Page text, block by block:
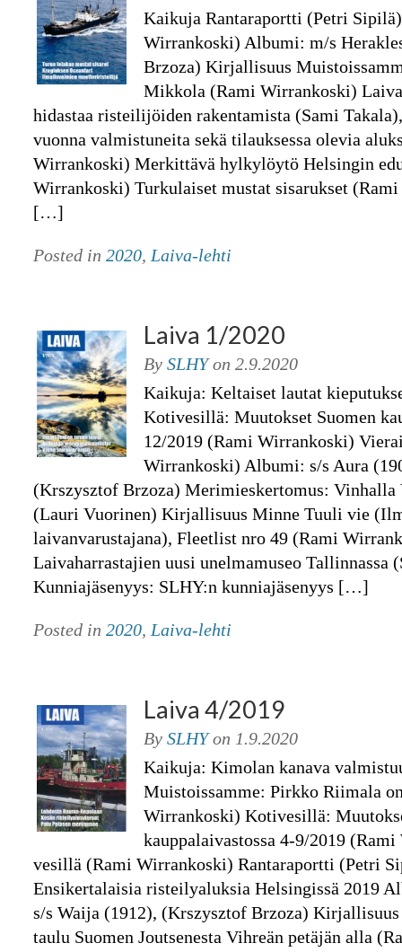
Kaikuja Rantaraportti (Petri
Wirrankoski) Albumi: m/s
Brzoza) Kirjallisuus
Mikkola (Rami Wirrankoski)
hidastaa risteilijöiden rakentamista (Sami
vuonna valmistuneita sekä tilauksessa olevia
Wirrankoski) Merkittävä hylkylöytö Helsingin
Wirrankoski) Turkulaiset mustat sisarukset
[…]
Posted in 2020, Laiva-lehti
Laiva 1/2020
By SLHYon 2.9.2020
Kaikuja: Keltaiset lautat
Kotivesillä: Muutokset Suomen
12/2019 (Rami Wirrankoski)
Wirrankoski) Albumi: s/s Aura
(Krszysztof Brzoza) Merimieskertomus: Vinhalla
(Lauri Vuorinen) Kirjallisuus Minne Tuuli vie
laivanvarustajana), Fleetlist nro 49 (Rami
Laivaharrastajien uusi unelmamuseo Tallinnassa
Kunniajäsenyys: SLHY:n kunniajäsenyys […]
Posted in 2020, Laiva-lehti
Laiva 4/2019
By SLHYon 1.9.2020
Kaikuja: Kimolan kanava
Muistoissamme: Pirkko Riimala
Wirrankoski) Kotivesillä:
kauppalaivastossa 4-9/2019
vesillä (Rami Wirrankoski) Rantaraportti (Petri
Ensikertalaisia risteilyaluksia Helsingissä 2019
s/s Waija (1912), (Krszysztof Brzoza)
taulu Suomen Joutsenesta Vihreän petäjän alla